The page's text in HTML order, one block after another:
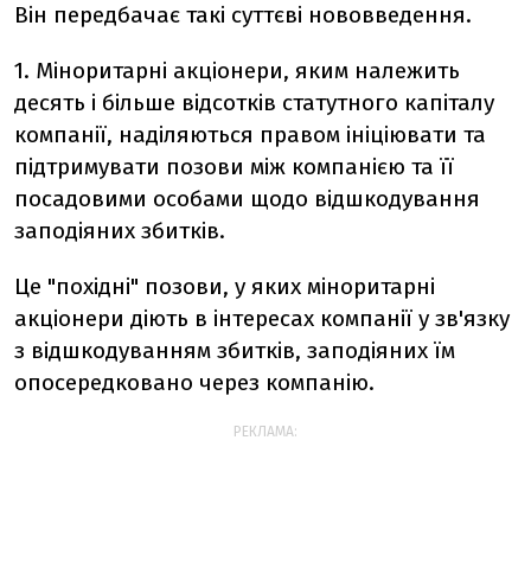
Він передбачає такі суттєві нововведення.
1. Міноритарні акціонери, яким належить
десять і більше відсотків статутного капіталу
компанії, наділяються правом ініціювати та
підтримувати позови між компанією та її
посадовими особами щодо відшкодування
заподіяних збитків.
Це "похідні" позови, у яких міноритарні
акціонери діють в інтересах компанії у зв'язку
з відшкодуванням збитків, заподіяних їм
опосередковано через компанію.
РЕКЛАМА: